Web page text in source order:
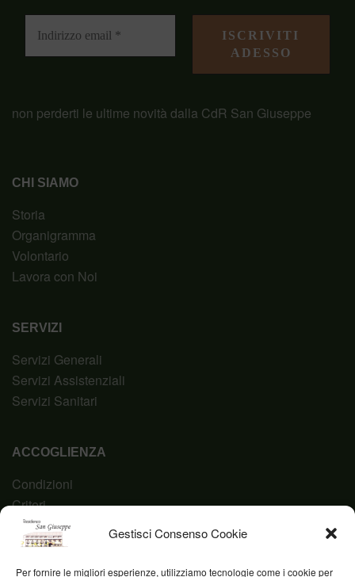
Gestisci Consenso Cookie
Per fornire le migliori esperienze, utilizziamo tecnologie come i cookie per
CHI SIAMO
Storia
Organigramma
Volontario
Lavora con Noi
SERVIZI
Servizi Generali
Servizi Assistenziali
Servizi Sanitari
ACCOGLIENZA
Condizioni
Criteri
Domanda
Codice Etico
non perderti le ultime novità dalla CdR San Giuseppe